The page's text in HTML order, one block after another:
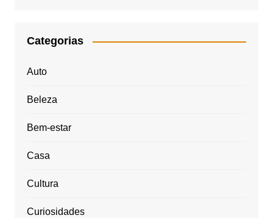
Categorias
Auto
Beleza
Bem-estar
Casa
Cultura
Curiosidades